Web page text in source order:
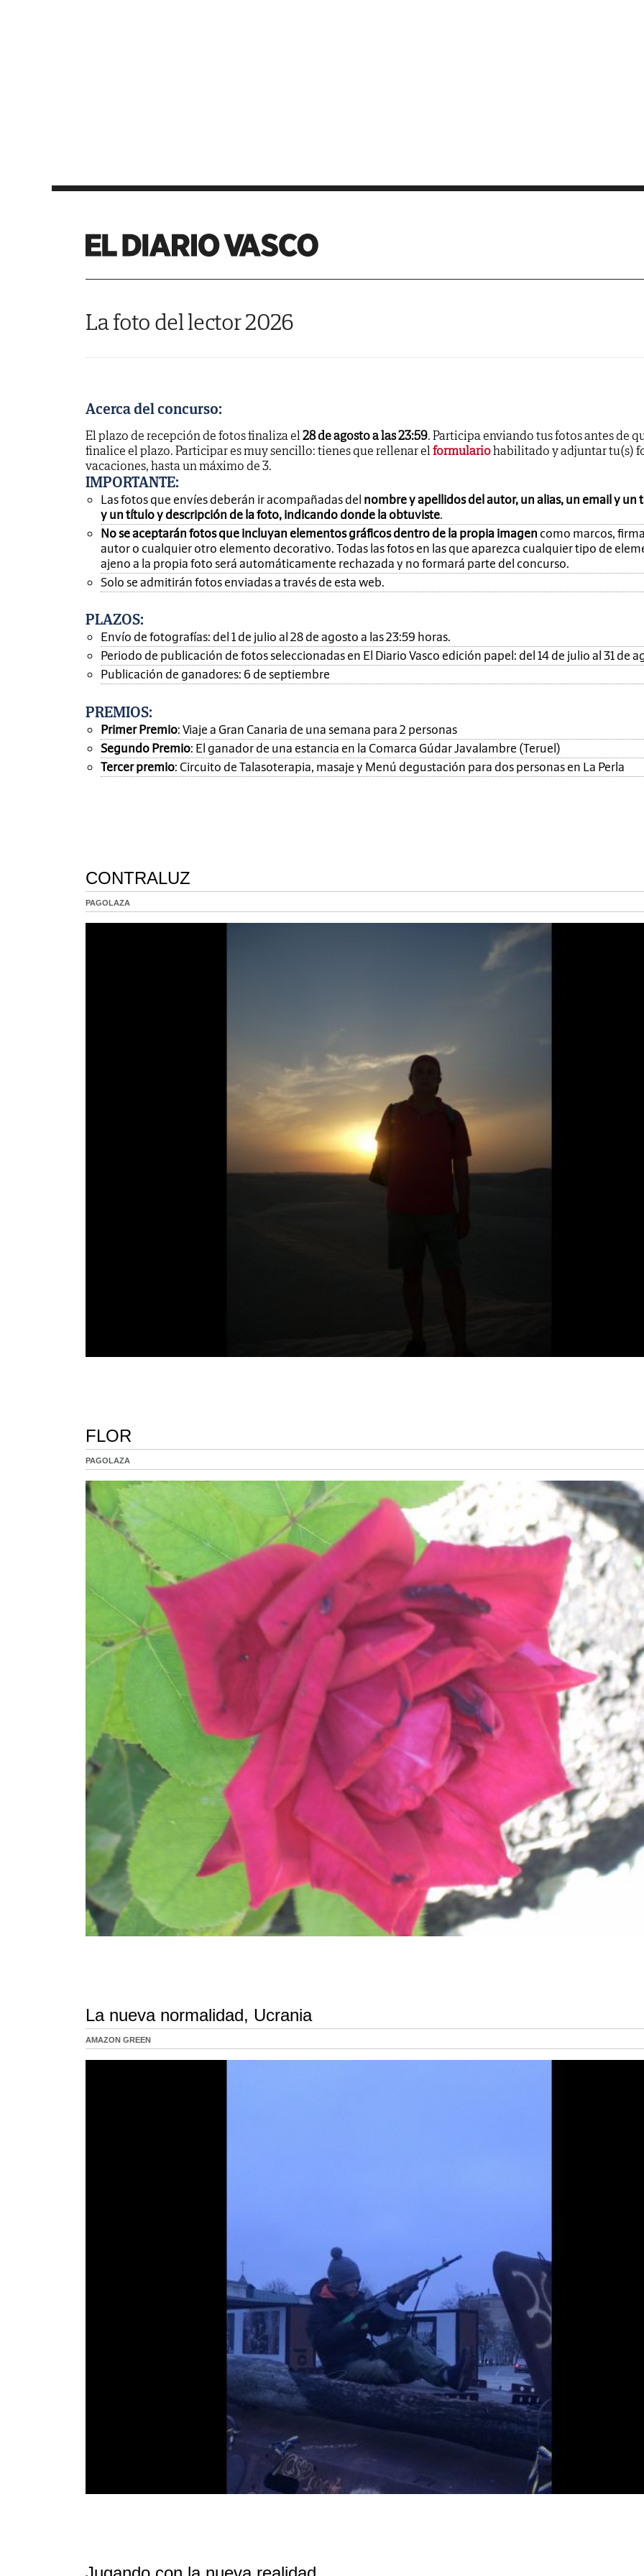
La foto del lector 2026
Acerca del concurso:
El plazo de recepción de fotos finaliza el28 de agosto a las 23:59. Participa enviando tus fotos antes de
finalice el plazo. Participar es muy sencillo: tienes que rellenar elformulariohabilitado y adjuntar tu(s)
vacaciones, hasta un máximo de 3.
IMPORTANTE:
Las fotos que envíes deberán ir acompañadas del nombre y apellidos del autor, un alias, un email y un
y un título y descripción de la foto, indicando donde la obtuviste.
No se aceptarán fotos que incluyan elementos gráficos dentro de la propia imagen como marcos,
autor o cualquier otro elemento decorativo. Todas las fotos en las que aparezca cualquier tipo de
ajeno a la propia foto será automáticamente rechazada y no formará parte del concurso.
Solo se admitirán fotos enviadas a través de esta web.
PLAZOS:
Envío de fotografías: del 1 de julio al 28 de agosto a las 23:59 horas.
Periodo de publicación de fotos seleccionadas en El Diario Vasco edición papel: del 14 de julio al 31 de
Publicación de ganadores: 6 de septiembre
PREMIOS:
Primer Premio: Viaje a Gran Canaria de una semana para 2 personas
Segundo Premio: El ganador de una estancia en la Comarca Gúdar Javalambre (Teruel)
Tercer premio: Circuito de Talasoterapia, masaje y Menú degustación para dos personas en La Perla
CONTRALUZ
PAGOLAZA
FLOR
PAGOLAZA
La nueva normalidad, Ucrania
AMAZON GREEN